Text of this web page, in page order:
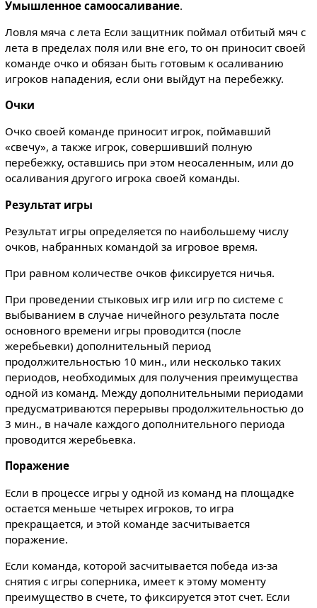
Умышленное самоосаливание.
Ловля мяча с лета Если защитник поймал отбитый мяч с
лета в пределах поля или вне его, то он приносит своей
команде очко и обязан быть готовым к осаливанию
игроков нападения, если они выйдут на перебежку.
Очки
Очко своей команде приносит игрок, поймавший
«свечу», а также игрок, совершивший полную
перебежку, оставшись при этом неосаленным, или до
осаливания другого игрока своей команды.
Результат игры
Результат игры определяется по наибольшему числу
очков, набранных командой за игровое время.
При равном количестве очков фиксируется ничья.
При проведении стыковых игр или игр по системе с
выбыванием в случае ничейного результата после
основного времени игры проводится (после
жеребьевки) дополнительный период
продолжительностью 10 мин., или несколько таких
периодов, необходимых для получения преимущества
одной из команд. Между дополнительными периодами
предусматриваются перерывы продолжительностью до
3 мин., в начале каждого дополнительного периода
проводится жеребьевка.
Поражение
Если в процессе игры у одной из команд на площадке
остается меньше четырех игроков, то игра
прекращается, и этой команде засчитывается
поражение.
Если команда, которой засчитывается победа из-за
снятия с игры соперника, имеет к этому моменту
преимущество в счете, то фиксируется этот счет. Если